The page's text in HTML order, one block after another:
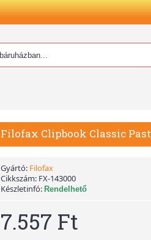
Filofax Clipbook Classic
Gyártó: Filofax
Cikkszám: FX-143000
Készletinfó: Rendelhető
7.557 Ft